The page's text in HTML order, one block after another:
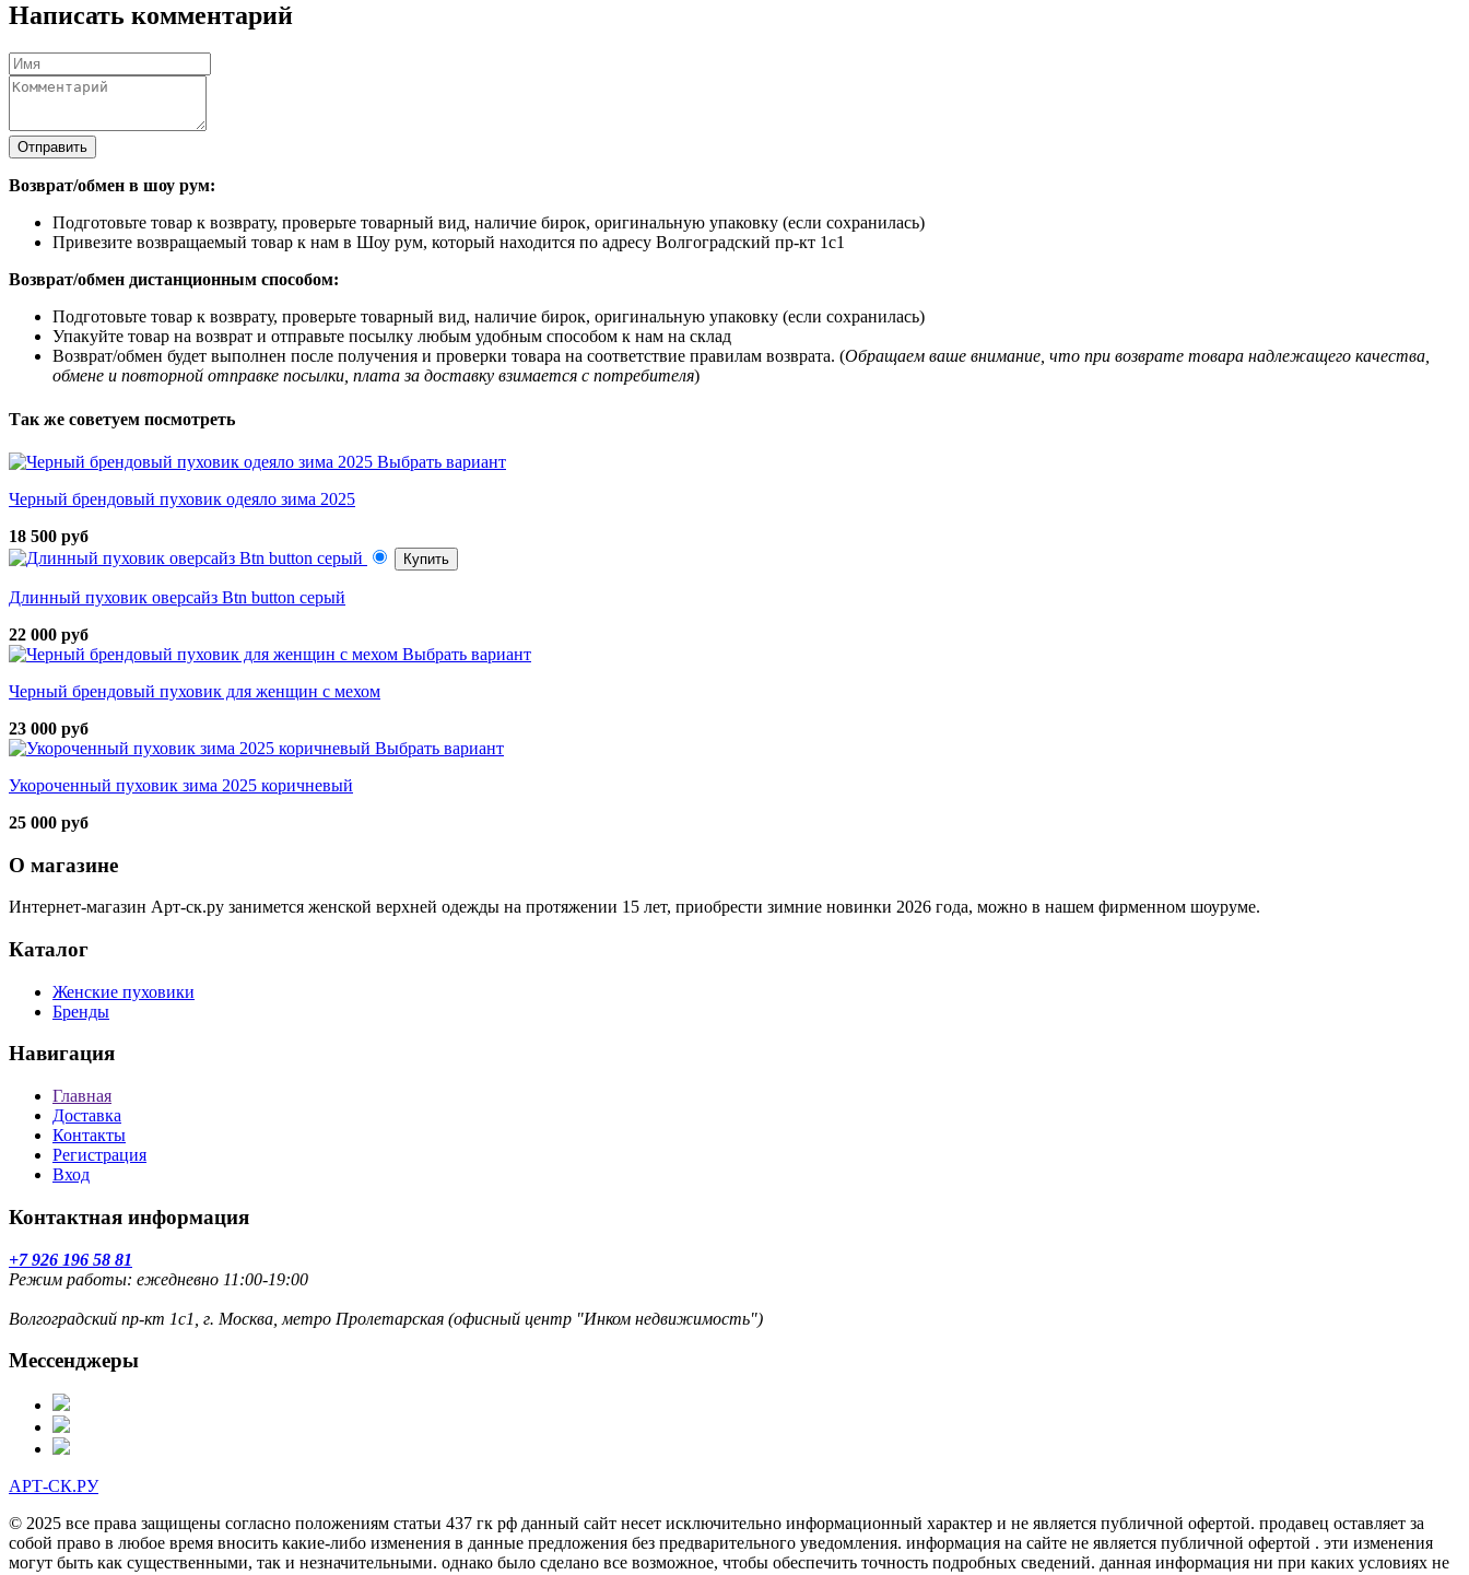
Написать комментарий
Отправить
Возврат/обмен в шоу рум:
Подготовьте товар к возврату, проверьте товарный вид, наличие бирок, оригинальную упаковку (если сохранилась)
Привезите возвращаемый товар к нам в Шоу рум, который находится по адресу Волгоградский пр-кт 1с1
Возврат/обмен дистанционным способом:
Подготовьте товар к возврату, проверьте товарный вид, наличие бирок, оригинальную упаковку (если сохранилась)
Упакуйте товар на возврат и отправьте посылку любым удобным способом к нам на склад
Возврат/обмен будет выполнен после получения и проверки товара на соответствие правилам возврата. (Обращаем ваше внимание, что при возврате товара надлежащего качества,
обмене и повторной отправке посылки, плата за доставку взимается с потребителя)
Так же советуем посмотреть
Выбрать вариант
Черный брендовый пуховик одеяло зима 2025
18 500 руб
Купить
Длинный пуховик оверсайз Btn button серый
22 000 руб
Выбрать вариант
Черный брендовый пуховик для женщин с мехом
23 000 руб
Выбрать вариант
Укороченный пуховик зима 2025 коричневый
25 000 руб
О магазине
Интернет-магазин Арт-ск.ру занимется женской верхней одежды на протяжении 15 лет, приобрести зимние новинки 2026 года, можно в нашем фирменном шоуруме.
Каталог
Женские пуховики
Бренды
Навигация
Главная
Доставка
Контакты
Регистрация
Вход
Контактная информация
+7 926 196 58 81
Режим работы: ежедневно 11:00-19:00
Волгоградский пр-кт 1с1, г. Москва, метро Пролетарская (офисный центр "Инком недвижимость")
Мессенджеры
АРТ-СК.РУ
© 2025 все права защищены согласно положениям статьи 437 гк рф данный сайт несет исключительно информационный характер и не является публичной офертой. продавец оставляет за
собой право в любое время вносить какие-либо изменения в данные предложения без предварительного уведомления. информация на сайте не является публичной офертой . эти изменения
могут быть как существенными, так и незначительными. однако было сделано все возможное, чтобы обеспечить точность подробных сведений. данная информация ни при каких условиях не